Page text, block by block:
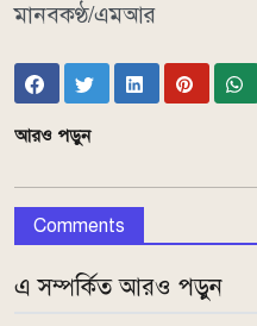
মানবকণ্ঠ/এমআর
আরও পড়ুন
Comments
এ সম্পর্কিত আরও পড়ুন